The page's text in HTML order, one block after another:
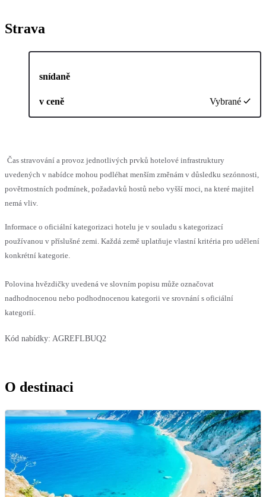
Strava
snídaně
v ceně Vybrané
Čas stravování a provoz jednotlivých prvků hotelové infrastruktury
uvedených v nabídce mohou podléhat menším změnám v důsledku sezónnosti,
povětrnostních podmínek, požadavků hostů nebo vyšší moci, na které majitel
nemá vliv.
Informace o oficiální kategorizaci hotelu je v souladu s kategorizací
používanou v příslušné zemi. Každá země uplatňuje vlastní kritéria pro udělení
konkrétní kategorie.
Polovina hvězdičky uvedená ve slovním popisu může označovat
nadhodnocenou nebo podhodnocenou kategorii ve srovnání s oficiální
kategorií.
Kód nabídky: AGREFLBUQ2
O destinaci